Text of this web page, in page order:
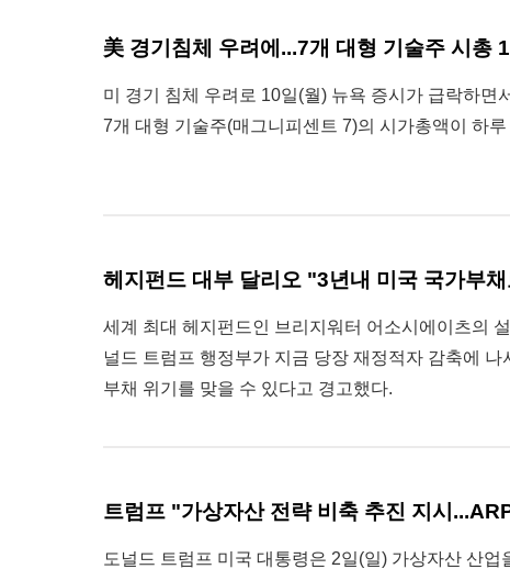
美 경기침체 우려에...7개 대형 기술주 시총
미 경기 침체 우려로 10일(월) 뉴욕 증시가 급락하면
7개 대형 기술주(매그니피센트 7)의 시가총액이 하
헤지펀드 대부 달리오 "3년내 미국 국가부
세계 최대 헤지펀드인 브리지워터 어소시에이츠의
널드 트럼프 행정부가 지금 당장 재정적자 감축에
부채 위기를 맞을 수 있다고 경고했다.
트럼프 "가상자산 전략 비축 추진 지시
도널드 트럼프 미국 대통령은 2일(일) 가상자산 산업